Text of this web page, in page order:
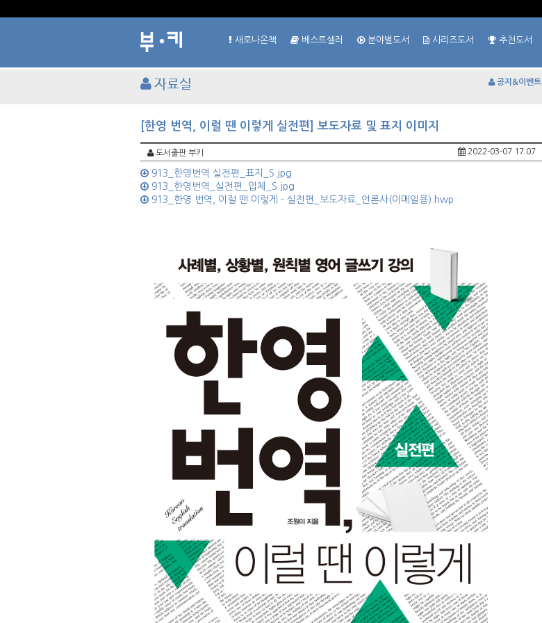
새로나온책 베스트셀러 분야별도서 시리즈도서 추천도서
자료실 공지&이벤트
[한영 번역, 이럴 땐 이렇게 실전편] 보도자료 및 표지 이미지
도서출판 부키 2022-03-07 17:07
913_한영번역 실전편_표지_S.jpg
913_한영번역_실전편_입체_S.jpg
913_한영 번역, 이럴 땐 이렇게 - 실전편_보도자료_언론사(이메일용).hwp